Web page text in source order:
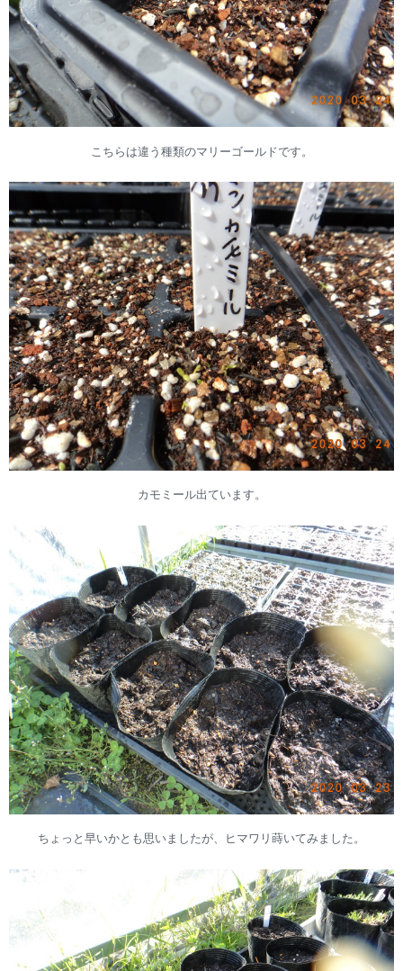
こちらは違う種類のマリーゴールドです。
カモミール出ています。
ちょっと早いかとも思いましたが、ヒマワリ蒔いてみました。